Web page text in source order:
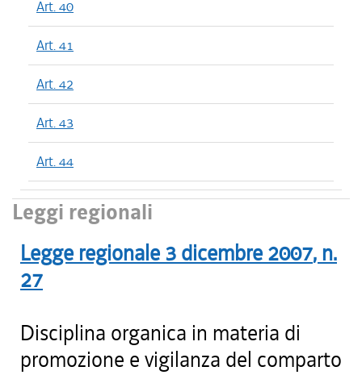
Art. 40
Art. 41
Art. 42
Art. 43
Art. 44
Leggi regionali
Legge regionale 3 dicembre 2007, n.
27
Disciplina organica in materia di
promozione e vigilanza del comparto